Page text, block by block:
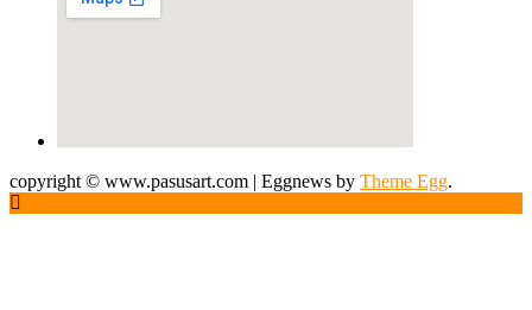
copyright © www.pasusart.com | Eggnews by Theme Egg.